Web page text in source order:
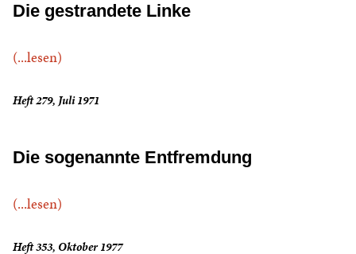
Die gestrandete Linke
(...lesen)
Heft 279, Juli 1971
Die sogenannte Entfremdung
(...lesen)
Heft 353, Oktober 1977